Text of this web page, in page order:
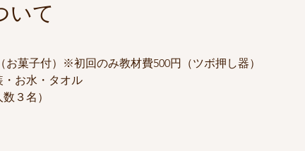
いて
お菓子付）※初回のみ教材費500円（ツボ押し器）
お水・タオル
３名）